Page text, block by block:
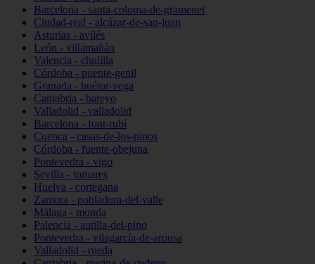
Barcelona - santa-coloma-de-gramenet
Ciudad-real - alcázar-de-san-juan
Asturias - avilés
León - villamañán
Valencia - chulilla
Córdoba - puente-genil
Granada - huétor-vega
Cantabria - bareyo
Valladolid - valladolid
Barcelona - font-rubí
Cuenca - casas-de-los-pinos
Córdoba - fuente-obejuna
Pontevedra - vigo
Sevilla - tomares
Huelva - cortegana
Zamora - pobladura-del-valle
Málaga - monda
Palencia - autilla-del-pino
Pontevedra - vilagarcía-de-arousa
Valladolid - rueda